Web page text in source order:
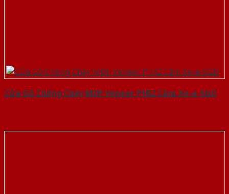
Cửa Gỗ Chống Cháy MDF Veneer P1R2 Căm Xe-a-SGD